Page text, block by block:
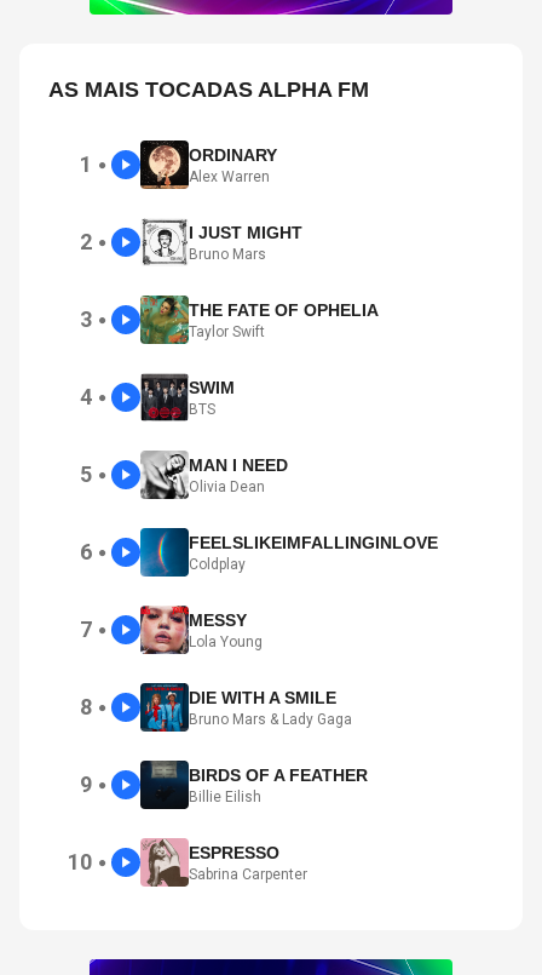
AS MAIS TOCADAS ALPHA FM
1 ● ORDINARY
Alex Warren
2 ● I JUST MIGHT
Bruno Mars
3 ● THE FATE OF OPHELIA
Taylor Swift
4 ● SWIM
BTS
5 ● MAN I NEED
Olivia Dean
6 ● FEELSLIKEIMFALLINGINLOVE
Coldplay
7 ● MESSY
Lola Young
8 ● DIE WITH A SMILE
Bruno Mars & Lady Gaga
9 ● BIRDS OF A FEATHER
Billie Eilish
10 ● ESPRESSO
Sabrina Carpenter